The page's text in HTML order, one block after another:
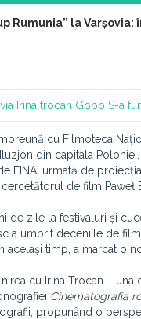
Rumunia” la
Irina trocan Gopo S-a
cu Filmoteca
din capitala
FINA, urmată de
de film Paweł
de zile la festivaluri și
a umbrit deceniile de
timp, a marcat o
cu Irina Trocan –
Cinematografia
propunând o